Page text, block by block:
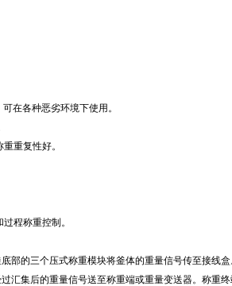
在各种恶劣环境下使用。
重复性好。
程称重控制。
部的三个压式称重模块将釜体的重量信号传至接线
汇集后的重量信号送至称重端或重量变送器。称重